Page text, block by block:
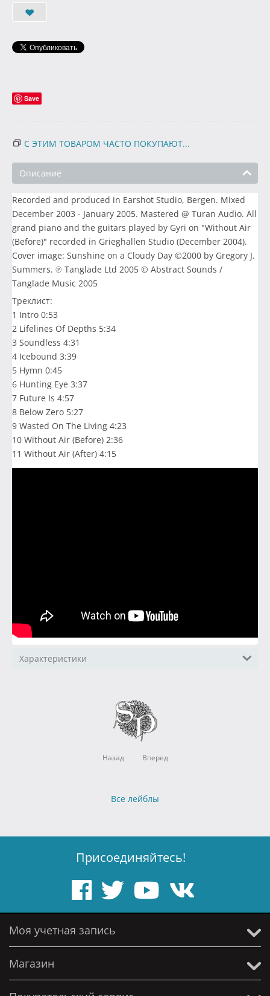
Save
С ЭТИМ ТОВАРОМ ЧАСТО ПОКУПАЮТ...
Описание
Recorded and produced in Earshot Studio, Bergen. Mixed
December 2003 - January 2005. Mastered @ Turan Audio. All
grand piano and the guitars played by Gyri on "Without Air
(Before)" recorded in Grieghallen Studio (December 2004).
Cover image: Sunshine on a Cloudy Day ©2000 by Gregory J.
Summers. ℗ Tanglade Ltd 2005 © Abstract Sounds /
Tanglade Music 2005
Треклист:
1 Intro 0:53
2 Lifelines Of Depths 5:34
3 Soundless 4:31
4 Icebound 3:39
5 Hymn 0:45
6 Hunting Eye 3:37
7 Future Is 4:57
8 Below Zero 5:27
9 Wasted On The Living 4:23
10 Without Air (Before) 2:36
11 Without Air (After) 4:15
Характеристики
Назад Вперед
Все лейблы
Присоединяйтесь!
Моя учетная запись
Магазин